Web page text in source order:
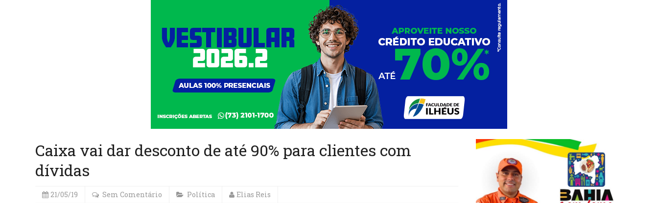
Caixa vai dar desconto de até 90% para clientes com
dívidas
21/05/19 Sem Comentário Política Elias Reis